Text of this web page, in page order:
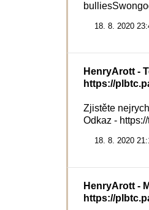
18. 8. 2020
HenryArott-
https://
Zjistěte
Odkaz -
18. 8. 2020
HenryArott-
https://